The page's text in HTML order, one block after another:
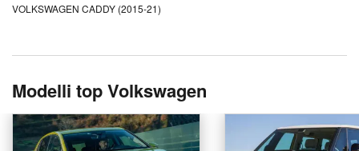
VOLKSWAGEN CADDY (2015-21)
Modelli top Volkswagen